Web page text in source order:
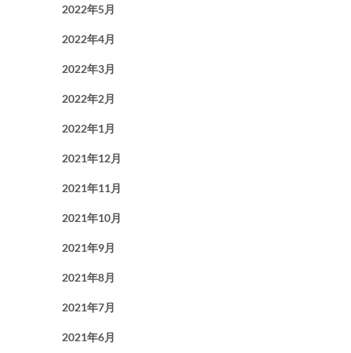
2022年5月
2022年4月
2022年3月
2022年2月
2022年1月
2021年12月
2021年11月
2021年10月
2021年9月
2021年8月
2021年7月
2021年6月